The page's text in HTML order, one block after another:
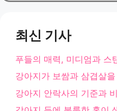
최신 기사
푸들의 매력, 미디엄과 스
강아지가 보쌈과 삼겹살
강아지 안락사의 기준과